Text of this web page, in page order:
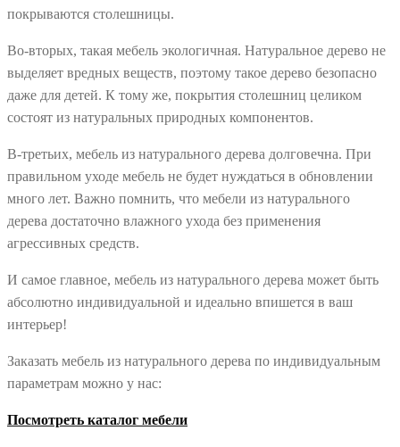
покрываются столешницы.
Во-вторых, такая мебель экологичная. Натуральное дерево не
выделяет вредных веществ, поэтому такое дерево безопасно
даже для детей. К тому же, покрытия столешниц целиком
состоят из натуральных природных компонентов.
В-третьих, мебель из натурального дерева долговечна. При
правильном уходе мебель не будет нуждаться в обновлении
много лет. Важно помнить, что мебели из натурального
дерева достаточно влажного ухода без применения
агрессивных средств.
И самое главное, мебель из натурального дерева может быть
абсолютно индивидуальной и идеально впишется в ваш
интерьер!
Заказать мебель из натурального дерева по индивидуальным
параметрам можно у нас:
Посмотреть каталог мебели